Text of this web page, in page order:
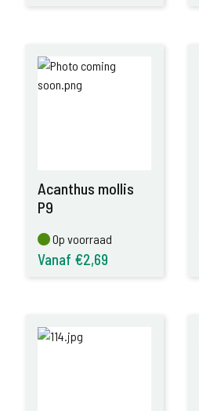
Acanthus mollis
P9
Op voorraad
Op voorraad
Vanaf €2,69